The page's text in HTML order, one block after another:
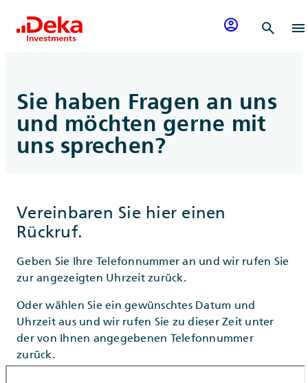
account_circle search menu
Sie haben Fragen an uns
und möchten gerne mit
uns sprechen?
Vereinbaren Sie hier einen
Rückruf.
Geben Sie Ihre Telefonnummer an und wir rufen Sie
zur angezeigten Uhrzeit zurück.
Oder wählen Sie ein gewünschtes Datum und
Uhrzeit aus und wir rufen Sie zu dieser Zeit unter
der von Ihnen angegebenen Telefonnummer
zurück.